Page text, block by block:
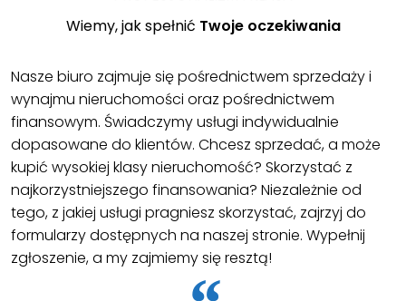
Wiemy, jak spełnić Twoje oczekiwania
Nasze biuro zajmuje się pośrednictwem sprzedaży i
wynajmu nieruchomości oraz pośrednictwem
finansowym. Świadczymy usługi indywidualnie
dopasowane do klientów. Chcesz sprzedać, a może
kupić wysokiej klasy nieruchomość? Skorzystać z
najkorzystniejszego finansowania? Niezależnie od
tego, z jakiej usługi pragniesz skorzystać, zajrzyj do
formularzy dostępnych na naszej stronie. Wypełnij
zgłoszenie, a my zajmiemy się resztą!